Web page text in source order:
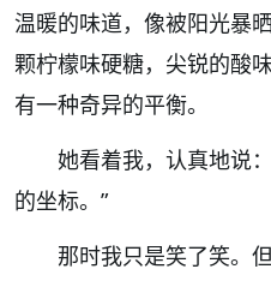
温暖的味道，像被阳光暴
颗柠檬味硬糖，尖锐的酸
有一种奇异的平衡。
她看着我，认真地说
的坐标。”
那时我只是笑了笑。